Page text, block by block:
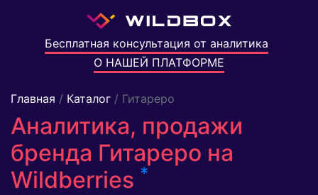
Бесплатная консультация от аналитика
О НАШЕЙ ПЛАТФОРМЕ
Главная / Каталог / Гитареро
Аналитика, продажи
бренда Гитареро на
Wildberries *